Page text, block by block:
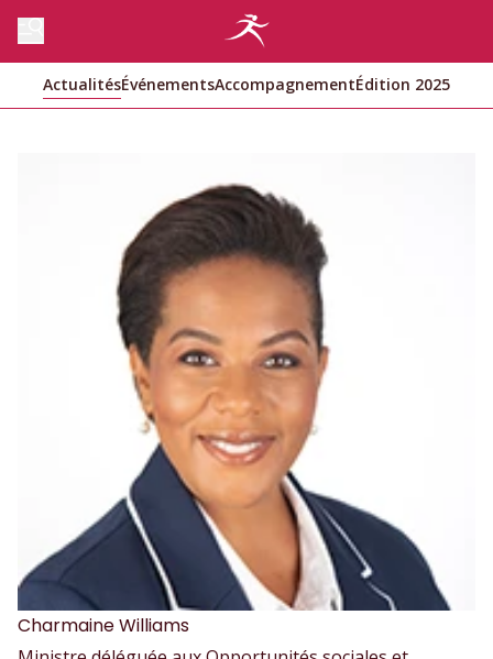
ActualitésÉvénementsAccompagnementÉdition 2025
CharmaineWilliams